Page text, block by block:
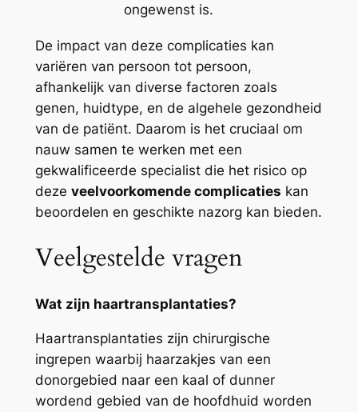
ongewenst is.
De impact van deze complicaties kan
variëren van persoon tot persoon,
afhankelijk van diverse factoren zoals
genen, huidtype, en de algehele gezondheid
van de patiënt. Daarom is het cruciaal om
nauw samen te werken met een
gekwalificeerde specialist die het risico op
deze veelvoorkomende complicaties kan
beoordelen en geschikte nazorg kan bieden.
Veelgestelde vragen
Wat zijn haartransplantaties?
Haartransplantaties zijn chirurgische
ingrepen waarbij haarzakjes van een
donorgebied naar een kaal of dunner
wordend gebied van de hoofdhuid worden